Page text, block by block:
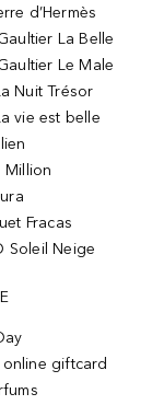
d’Hermès
La Belle
Le Male
Nuit Trésor
vie est belle
Million
Fracas
Soleil Neige
online giftcard